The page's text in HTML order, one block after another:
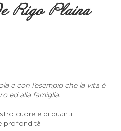
Rigo Plaina
e con l’esempio che la vita è
ed alla famiglia.
cuore e di quanti
profondità